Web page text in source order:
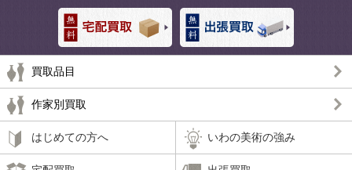
買取品目
作家別買取
はじめての方へ いわの美術の強み